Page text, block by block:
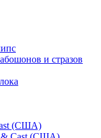
и стразов
(США)